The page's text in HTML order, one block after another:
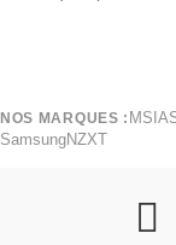
NOS MARQUES : MSI
SamsungNZXT